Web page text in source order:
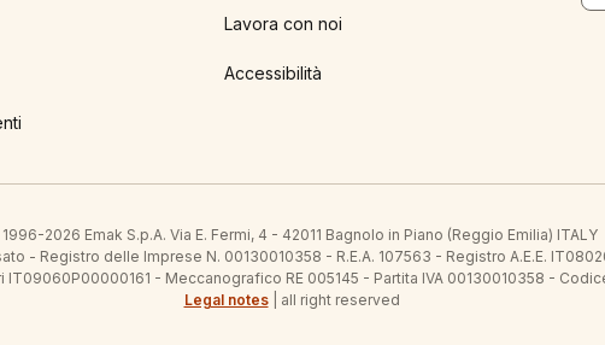
Lavora con noi
Accessibilità
2026 Emak S.p.A. Via E. Fermi, 4 - 42011 Bagnolo in Piano (Reggio Emilia) ITALY
- Registro delle Imprese N. 00130010358 - R.E.A. 107563 - Registro A.E.E.
IT09060P00000161 - Meccanografico RE 005145 - Partita IVA 00130010358 -
Legal notes| all right reserved